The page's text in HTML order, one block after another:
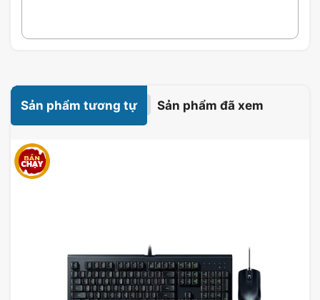
hoàn toàn có thể đảm bảo về độ bền và người
Tốc độ phản hồi & Tốc độ
Công nghệ quang học đã được sử dụng trong
chuột quang Logitech USB với độ phân giải 800
dpi. Nó là một thiết bị cắm và chạy mà không yêu
một cách hiệu quả nhất.
Sản phẩm tương tự Sản phẩm đã xem